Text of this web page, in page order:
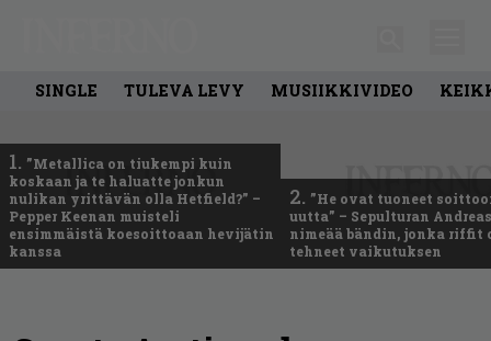
SINGLE TULEVA LEVY MUSIIKKIVIDEO
1. ”Metallica on tiukempi kuin
koskaan ja te haluatte jonkun
nulikan yrittävän olla Hetfield?” –
Pepper Keenan muisteli
ensimmäistä koesoittoaan hevijätin
kanssa
2. ”He ovat tuoneet
uutta” – Sepulturan
nimeää bändin, jonka riffit
tehneet vaikutuksen